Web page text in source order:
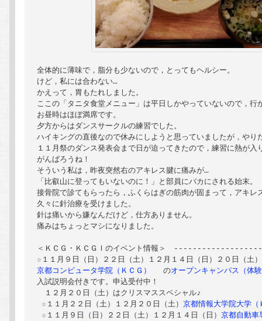
全体的に薄味で，脂分も少ないので，とってもヘルシー。
けど，私には合わない…
かえって，胃もたれしました。
ここの「タニタ食堂メニュー」は平日しかやっていないので，行
お昼時はほぼ満席です。
夕方からはダンスサークルの練習でした。
ハイキングの直後なので休みにしようと思っていましたが，やり
１１月祭のダンス発表会まで日が迫ってきたので，練習に熱が入
がんばろうね！
そういう私は，昨夜突然右のアキレス腱に痛みが…
「比叡山に登ってもいないのに！」と部員にバカにされる始末。
接骨院で診てもらったら，ふくらはぎの筋肉が固まって，アキレ
久々に針治療を受けました。
針は痛いから嫌なんだけど，仕方ありません。
痛みはちょっとマシになりました。
＜ＫＣＧ・ＫＣＧＩのイベント情報＞　
京都コンピュータ学院（ＫＣＧ） のオープンキャンパス（体
入試説明会付きです。申込受付中！
１２月２０日（土）はクリスマススペシャル♪
☆１１月２２日（土）１２月２０日（土）京都情報大学院大学（
☆１１月９日（日）２２日（土）１２月１４日（日）京都自動車